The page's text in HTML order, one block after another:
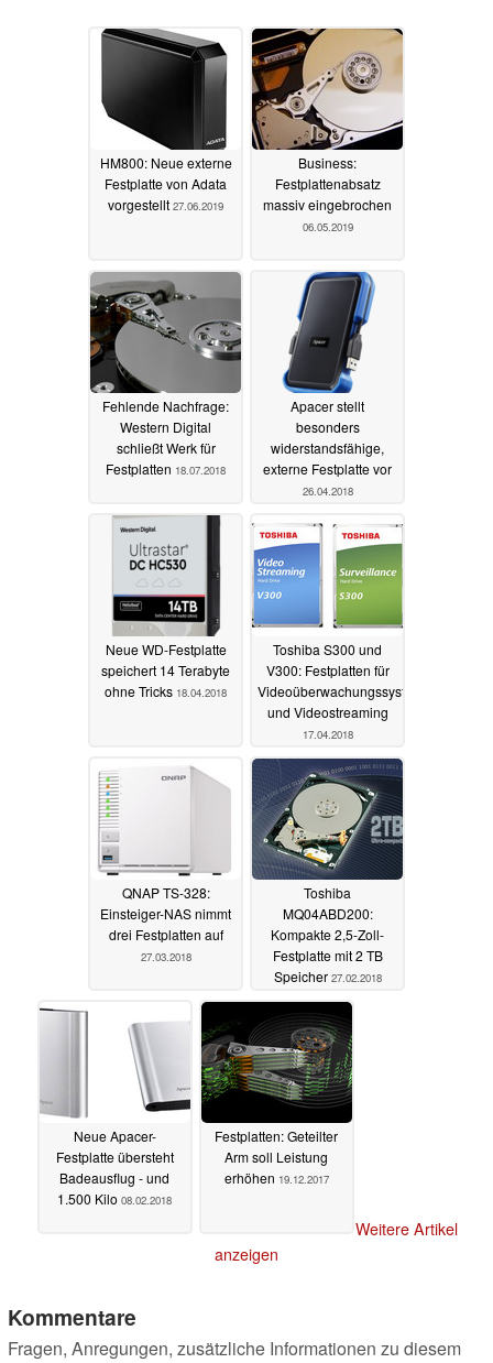
HM800: Neue externe
Festplatte von Adata
vorgestellt 27.06.2019
Business:
Festplattenabsatz
massiv eingebrochen
06.05.2019
Fehlende Nachfrage:
Western Digital
schließt Werk für
Festplatten 18.07.2018
Apacer stellt
besonders
widerstandsfähige,
externe Festplatte vor
26.04.2018
Neue WD-Festplatte
speichert 14 Terabyte
ohne Tricks 18.04.2018
Toshiba S300 und
V300: Festplatten für
Videoüberwachungssysteme
und Videostreaming
17.04.2018
QNAP TS-328:
Einsteiger-NAS nimmt
drei Festplatten auf
27.03.2018
Toshiba
MQ04ABD200:
Kompakte 2,5-Zoll-
Festplatte mit 2 TB
Speicher 27.02.2018
Neue Apacer-
Festplatte übersteht
Badeausflug - und
1.500 Kilo 08.02.2018
Festplatten: Geteilter
Arm soll Leistung
erhöhen 19.12.2017
Weitere Artikel
anzeigen
Kommentare
Fragen, Anregungen, zusätzliche Informationen zu diesem